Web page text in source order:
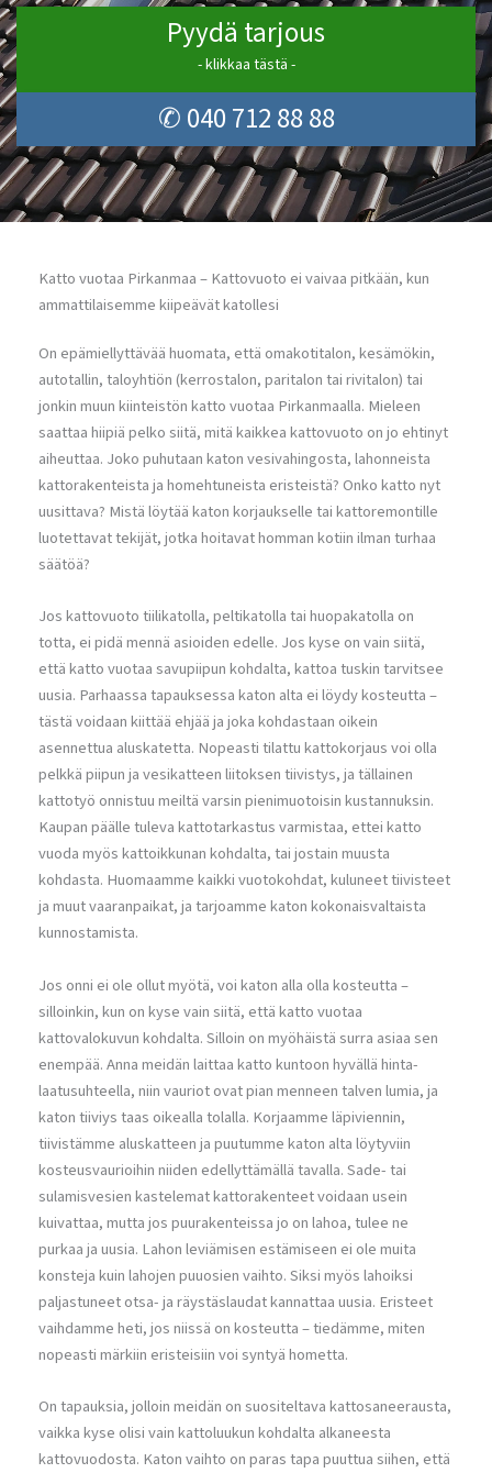
Pyydä tarjous
- klikkaa tästä -
✆ 040 712 88 88
Katto vuotaa Pirkanmaa – Kattovuoto ei vaivaa pitkään, kun
ammattilaisemme kiipeävät katollesi
On epämiellyttävää huomata, että omakotitalon, kesämökin,
autotallin, taloyhtiön (kerrostalon, paritalon tai rivitalon) tai
jonkin muun kiinteistön katto vuotaa Pirkanmaalla. Mieleen
saattaa hiipiä pelko siitä, mitä kaikkea kattovuoto on jo ehtinyt
aiheuttaa. Joko puhutaan katon vesivahingosta, lahonneista
kattorakenteista ja homehtuneista eristeistä? Onko katto nyt
uusittava? Mistä löytää katon korjaukselle tai kattoremontille
luotettavat tekijät, jotka hoitavat homman kotiin ilman turhaa
säätöä?
Jos kattovuoto tiilikatolla, peltikatolla tai huopakatolla on
totta, ei pidä mennä asioiden edelle. Jos kyse on vain siitä,
että katto vuotaa savupiipun kohdalta, kattoa tuskin tarvitsee
uusia. Parhaassa tapauksessa katon alta ei löydy kosteutta –
tästä voidaan kiittää ehjää ja joka kohdastaan oikein
asennettua aluskatetta. Nopeasti tilattu kattokorjaus voi olla
pelkkä piipun ja vesikatteen liitoksen tiivistys, ja tällainen
kattotyö onnistuu meiltä varsin pienimuotoisin kustannuksin.
Kaupan päälle tuleva kattotarkastus varmistaa, ettei katto
vuoda myös kattoikkunan kohdalta, tai jostain muusta
kohdasta. Huomaamme kaikki vuotokohdat, kuluneet tiivisteet
ja muut vaaranpaikat, ja tarjoamme katon kokonaisvaltaista
kunnostamista.
Jos onni ei ole ollut myötä, voi katon alla olla kosteutta –
silloinkin, kun on kyse vain siitä, että katto vuotaa
kattovalokuvun kohdalta. Silloin on myöhäistä surra asiaa sen
enempää. Anna meidän laittaa katto kuntoon hyvällä hinta-
laatusuhteella, niin vauriot ovat pian menneen talven lumia, ja
katon tiiviys taas oikealla tolalla. Korjaamme läpiviennin,
tiivistämme aluskatteen ja puutumme katon alta löytyviin
kosteusvaurioihin niiden edellyttämällä tavalla. Sade- tai
sulamisvesien kastelemat kattorakenteet voidaan usein
kuivattaa, mutta jos puurakenteissa jo on lahoa, tulee ne
purkaa ja uusia. Lahon leviämisen estämiseen ei ole muita
konsteja kuin lahojen puuosien vaihto. Siksi myös lahoiksi
paljastuneet otsa- ja räystäslaudat kannattaa uusia. Eristeet
vaihdamme heti, jos niissä on kosteutta – tiedämme, miten
nopeasti märkiin eristeisiin voi syntyä hometta.
On tapauksia, jolloin meidän on suositeltava kattosaneerausta,
vaikka kyse olisi vain kattoluukun kohdalta alkaneesta
kattovuodosta. Katon vaihto on paras tapa puuttua siihen, että